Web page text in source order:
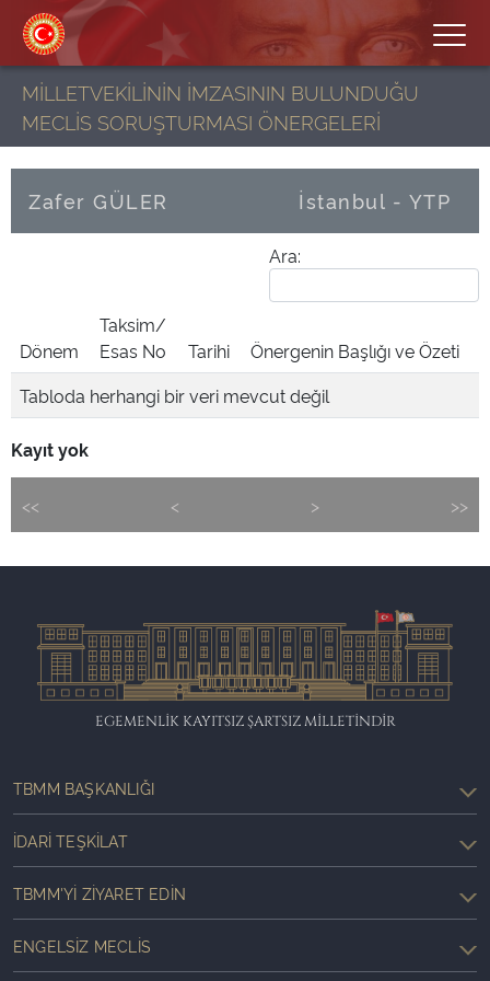
MİLLETVEKİLİNİN İMZASININ BULUNDUĞU
MECLİS SORUŞTURMASI ÖNERGELERİ
Zafer GÜLER İstanbul - YTP
Ara:
Dönem
Taksim/
Esas No
Tarihi
Önergenin Başlığı ve Özeti
Tabloda herhangi bir veri mevcut değil
Kayıt yok
<< < > >>
EGEMENLİK KAYITSIZ ŞARTSIZ MİLLETİNDİR
TBMM BAŞKANLIĞI
İDARI TEŞKILAT
TBMM'YI ZIYARET EDIN
ENGELSIZ MECLIS